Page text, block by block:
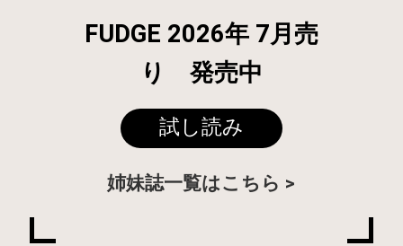
FUDGE 2026年 7月売
り 発売中
試し読み
姉妹誌一覧はこちら